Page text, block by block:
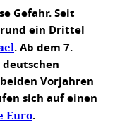
Gefahr. Seit
ein Drittel
. Ab dem 7.
Vorjahren
sich auf einen
Euro.